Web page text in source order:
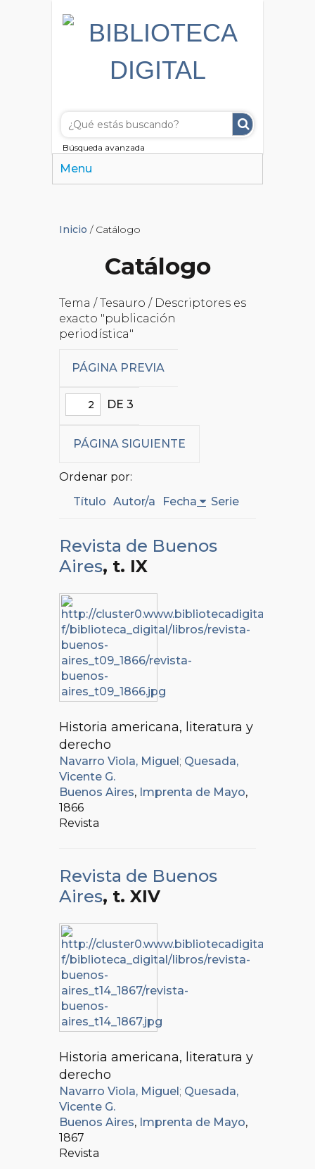
Búsqueda avanzada
Menu
Inicio / Catálogo
Catálogo
Tema / Tesauro / Descriptores es
exacto "publicación
periodística"
PÁGINA PREVIA
DE 3
PÁGINA SIGUIENTE
Ordenar por:
Título Autor/a Fecha Serie
Revista de Buenos
Aires, t. IX
Historia americana, literatura y
derecho
Navarro Viola, Miguel ; Quesada,
Vicente G.
Buenos Aires, Imprenta de Mayo,
1866
Revista
Revista de Buenos
Aires, t. XIV
Historia americana, literatura y
derecho
Navarro Viola, Miguel ; Quesada,
Vicente G.
Buenos Aires, Imprenta de Mayo,
1867
Revista